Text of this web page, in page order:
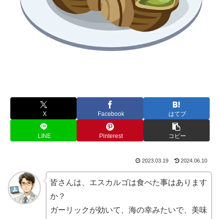
X Facebook はてブ
LINE Pinterest コピー
2023.03.19 2024.06.10
皆さんは、エスカルゴは食べた事はあります
か？
ガーリックが効いて、海の幸みたいで、美味